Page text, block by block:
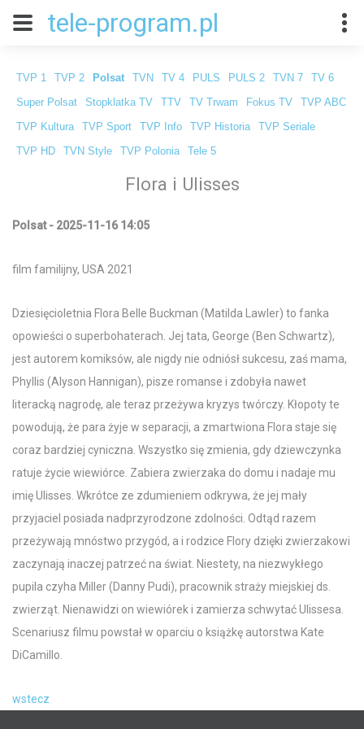
tele-program.pl
TVP 1 TVP 2 Polsat TVN TV 4 PULS PULS 2 TVN 7 TV 6
Super Polsat Stopklatka TV TTV TV Trwam Fokus TV TVP ABC
TVP Kultura TVP Sport TVP Info TVP Historia TVP Seriale
TVP HD TVN Style TVP Polonia Tele 5
Flora i Ulisses
Polsat - 2025-11-16 14:05
film familijny, USA 2021
Dziesięcioletnia Flora Belle Buckman (Matilda Lawler) to fanka
opowieści o superbohaterach. Jej tata, George (Ben Schwartz),
jest autorem komiksów, ale nigdy nie odniósł sukcesu, zaś mama,
Phyllis (Alyson Hannigan), pisze romanse i zdobyła nawet
literacką nagrodę, ale teraz przeżywa kryzys twórczy. Kłopoty te
powodują, że para żyje w separacji, a zmartwiona Flora staje się
coraz bardziej cyniczna. Wszystko się zmienia, gdy dziewczynka
ratuje życie wiewiórce. Zabiera zwierzaka do domu i nadaje mu
imię Ulisses. Wkrótce ze zdumieniem odkrywa, że jej mały
przyjaciel posiada nadprzyrodzone zdolności. Odtąd razem
przeżywają mnóstwo przygód, a i rodzice Flory dzięki zwierzakowi
zaczynają inaczej patrzeć na świat. Niestety, na niezwykłego
pupila czyha Miller (Danny Pudi), pracownik straży miejskiej ds.
zwierząt. Nienawidzi on wiewiórek i zamierza schwytać Ulissesa.
Scenariusz filmu powstał w oparciu o książkę autorstwa Kate
DiCamillo.
wstecz